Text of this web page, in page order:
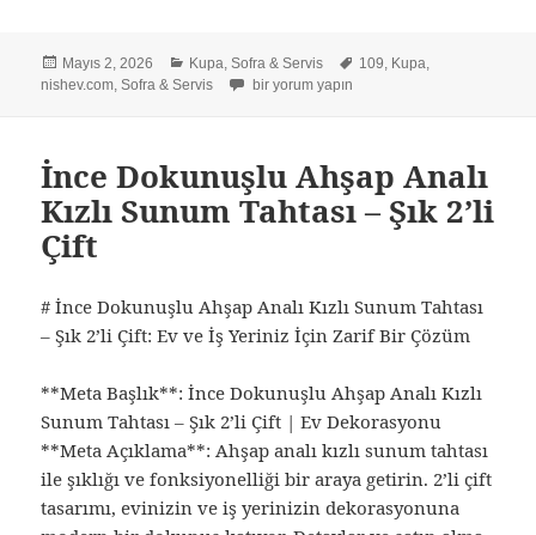
Yayın
tarihi
Mayıs 2, 2026 Kategoriler
Kupa,Sofra & Servis Etiketler
109, Kupa,
nishev.com,Sofra & Servis İtalyan İnci Emaye Kupa – Kırmızı 10 cm için
bir yorum yapın
İnce Dokunuşlu Ahşap Analı
Kızlı Sunum Tahtası – Şık 2’li
Çift
# İnce Dokunuşlu Ahşap Analı Kızlı Sunum Tahtası
– Şık 2’li Çift: Ev ve İş Yeriniz İçin Zarif Bir Çözüm
**Meta Başlık**: İnce Dokunuşlu Ahşap Analı Kızlı
Sunum Tahtası – Şık 2’li Çift | Ev Dekorasyonu
**Meta Açıklama**: Ahşap analı kızlı sunum tahtası
ile şıklığı ve fonksiyonelliği bir araya getirin. 2’li çift
tasarımı, evinizin ve iş yerinizin dekorasyonuna